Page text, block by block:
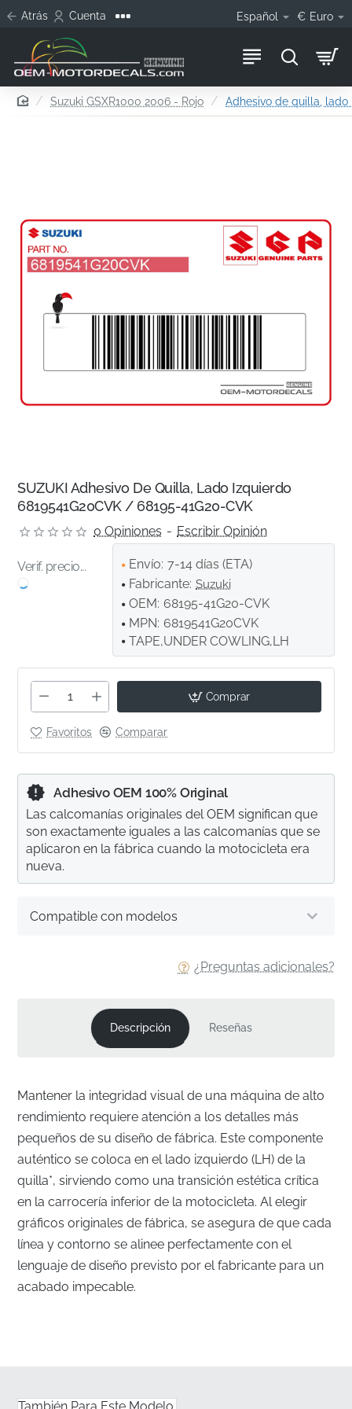
Atrás Cuenta Español € Euro
homeSuzuki GSXR1000 2006 - Rojo Adhesivo de quilla, lado
SUZUKI Adhesivo De Quilla, Lado Izquierdo
6819541G20CVK / 68195-41G20-CVK
0 Opiniones - Escribir Opinión
Verif. precio... Envío: 7-14 días (ETA)
Fabricante: Suzuki
OEM: 68195-41G20-CVK
MPN: 6819541G20CVK
TAPE,UNDER COWLING,LH
Comprar
Favoritos Comparar
¿Preguntas adicionales?
Compatible con modelos
Adhesivo OEM 100% Original
Las calcomanías originales del OEM significan que
son exactamente iguales a las calcomanías que se
aplicaron en la fábrica cuando la motocicleta era
nueva.
Descripción Reseñas
Mantener la integridad visual de una máquina de alto
rendimiento requiere atención a los detalles más
pequeños de su diseño de fábrica. Este componente
auténtico se coloca en el lado izquierdo (LH) de la
quilla*, sirviendo como una transición estética crítica
en la carrocería inferior de la motocicleta. Al elegir
gráficos originales de fábrica, se asegura de que cada
línea y contorno se alinee perfectamente con el
lenguaje de diseño previsto por el fabricante para un
acabado impecable.